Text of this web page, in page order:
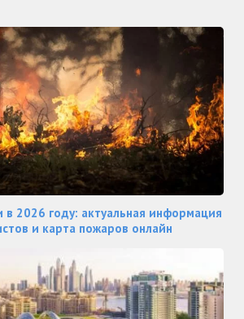
2026 году: актуальная информация
и карта пожаров онлайн